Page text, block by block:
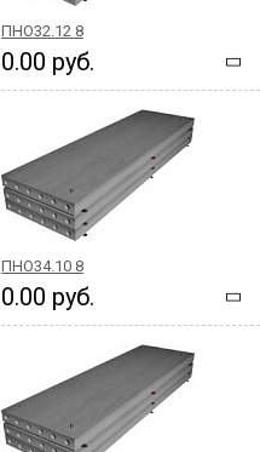
ПНО32.12 8
0.00 руб.
ПНО34.10 8
0.00 руб.